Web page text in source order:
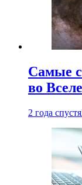
Самые
во
2 года спустя